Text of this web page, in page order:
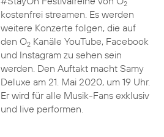
2
kostenfrei streamen. Es werden
weitere Konzerte folgen, die auf
den O2Kanäle YouTube, Facebook
und Instagram zu sehen sein
werden. Den Auftakt macht Samy
Deluxe am 21. Mai 2020, um 19 Uhr.
Er wird für alle Musik-Fans exklusiv
und live performen.